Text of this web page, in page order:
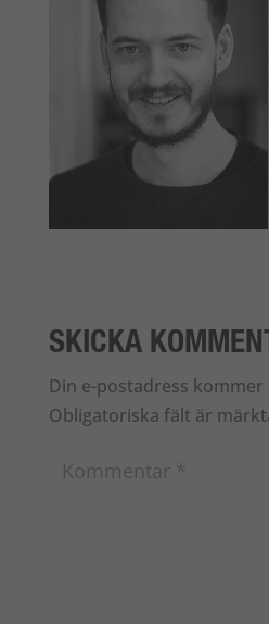
SKICKA
Din e-postadress
Obligatoriska fält är